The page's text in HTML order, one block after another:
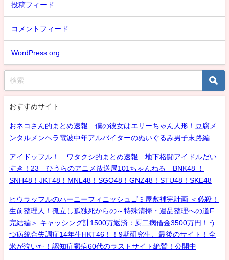
投稿フィード
コメントフィード
WordPress.org
おすすめサイト
おネコさん的まとめ速報 僕の彼女はエリーちゃん人形！豆腐メ
ンタルメンヘラ電波中年アルバイターのぬいぐるみ男子末路編
アイドッフル！ ワタクシ的まとめ速報 地下格闘アイドルだい
すき！23 ひうらのアニメ放送局101ちゃんねる BNK48 ！
SNH48！JKT48！MNL48！SGO48！GNZ48！STU48！SKE48
ヒウラッフルのハーニーフィニッシュゴミ屋敷補完計画 ＜必殺！
生前整理人！孤立し孤独死からの～特殊清掃・遺品整理への道F
完結編＞ キャッシング計1500万返済：厨二病借金3500万円！う
つ病統合失調症14年生HKT46！！9期研究生、最後のサイト！全
米が泣いた！認知症鬱病60代のラストサイト絶賛！公開中